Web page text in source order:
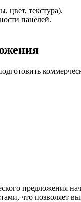
цвет, текстура).
панелей.
что позволяет